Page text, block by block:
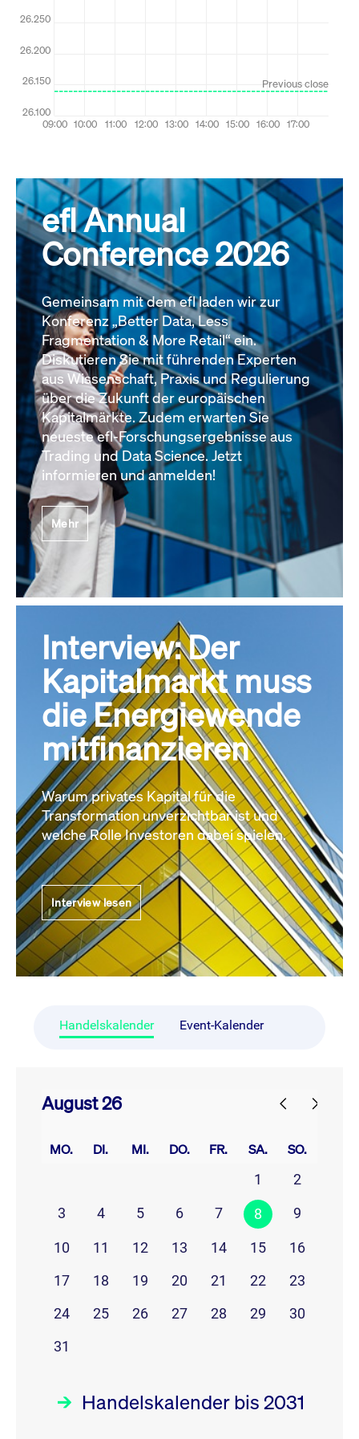
efl Annual
Conference 2026
Gemeinsam mit dem efl laden wir zur
Konferenz „Better Data, Less
Fragmentation & More Retail“ ein.
Diskutieren Sie mit führenden Experten
aus Wissenschaft, Praxis und Regulierung
über die Zukunft der europäischen
Kapitalmärkte. Zudem erwarten Sie
neueste efl-Forschungsergebnisse aus
Trading und Data Science. Jetzt
informieren und anmelden!
Mehr
Interview: Der
Kapitalmarkt muss
die Energiewende
mitfinanzieren
Warum privates Kapital für die
Transformation unverzichtbar ist und
welche Rolle Investoren dabei spielen.
Interview lesen
Handelskalender Event-Kalender
August 26
MO. DI. MI. DO. FR. SA. SO.
1
2
3
4 5 6 7 8 9
10 11 12 13 14 15
16
17
18 19 20 21 22
23
24
25 26 27 28 29
30
31
Handelskalender bis 2031